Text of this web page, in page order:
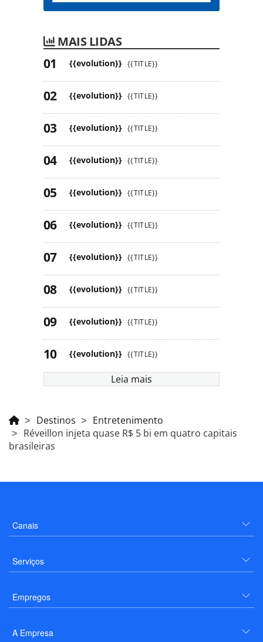
MAIS LIDAS
{{evolution}} {{TITLE}}
{{evolution}} {{TITLE}}
{{evolution}} {{TITLE}}
{{evolution}} {{TITLE}}
{{evolution}} {{TITLE}}
{{evolution}} {{TITLE}}
{{evolution}} {{TITLE}}
{{evolution}} {{TITLE}}
{{evolution}} {{TITLE}}
{{evolution}} {{TITLE}}
Leia mais
Destinos
Entretenimento
Réveillon injeta quase R$ 5 bi em quatro capitais
brasileiras
Canais
Serviços
Empregos
A Empresa